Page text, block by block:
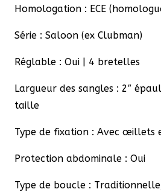
Homologation : ECE
Série : Saloon (ex Clubman)
Réglable : Oui | 4 bretelles
Largueur des sangles : 2″
taille
Type de fixation : Avec œillets
Protection abdominale : Oui
Type de boucle :